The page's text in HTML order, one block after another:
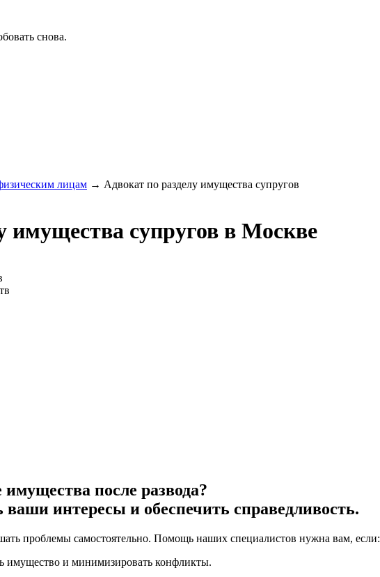
снова.
лицам → Адвокат по разделу имущества супругов
имущества супругов в Москве
после развода?
интересы и обеспечить справедливость.
проблемы самостоятельно. Помощь наших специалистов нужна вам, если: